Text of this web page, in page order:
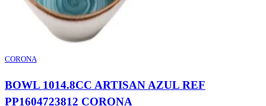
CORONA
BOWL 1014.8CC ARTISAN AZUL REF
PP1604723812 CORONA